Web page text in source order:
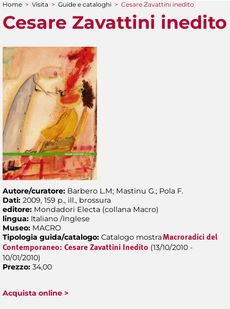
Tu sei qui
Home > Visita > Guide e cataloghi > Cesare Zavattini inedito
Cesare Zavattini inedito
Autore/curatore: Barbero L.M; Mastinu G.; Pola F.
Dati: 2009, 159 p., ill., brossura
editore: Mondadori Electa (collana Macro)
lingua: Italiano /Inglese
Museo: MACRO
Tipologia guida/catalogo: Catalogo mostra Macroradici del
Contemporaneo: Cesare Zavattini Inedito (13/10/2010 -
10/01/2010)
Prezzo: 34,00
Acquista online >